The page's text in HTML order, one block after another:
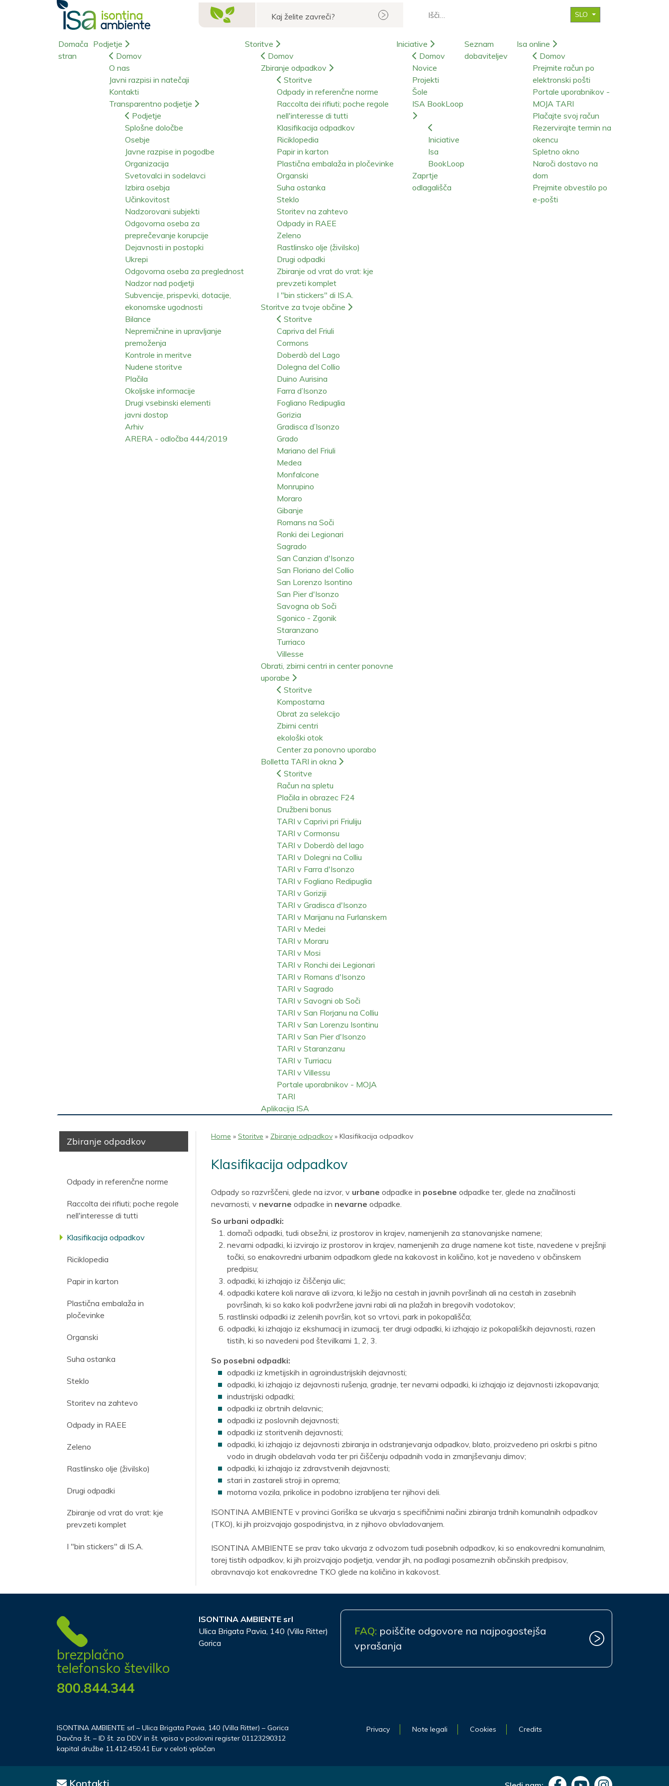
Iskanje
SLO
Domača
stran
Podjetje
Domov
O nas
Javni razpisi in natečaji
Kontakti
Transparentno podjetje
Podjetje
Splošne določbe
Osebje
Javne razpise in pogodbe
Organizacija
Svetovalci in sodelavci
Izbira osebja
Učinkovitost
Nadzorovani subjekti
Odgovorna oseba za
preprečevanje korupcije
Dejavnosti in postopki
Ukrepi
Odgovorna oseba za preglednost
Nadzor nad podjetji
Subvencije, prispevki, dotacije,
ekonomske ugodnosti
Bilance
Nepremičnine in upravljanje
premoženja
Kontrole in meritve
Nudene storitve
Plačila
Okoljske informacije
Drugi vsebinski elementi
javni dostop
Arhiv
ARERA - odločba 444/2019
Storitve
Domov
Zbiranje odpadkov
Storitve
Odpady in referenčne norme
Raccolta dei rifiuti; poche regole
nell'interesse di tutti
Klasifikacija odpadkov
Riciklopedia
Papir in karton
Plastična embalaža in pločevinke
Organski
Suha ostanka
Steklo
Storitev na zahtevo
Odpady in RAEE
Zeleno
Rastlinsko olje (živilsko)
Drugi odpadki
Zbiranje od vrat do vrat: kje
prevzeti komplet
I "bin stickers" di IS.A.
Storitve za tvoje občine
Storitve
Capriva del Friuli
Cormons
Doberdò del Lago
Dolegna del Collio
Duino Aurisina
Farra d’Isonzo
Fogliano Redipuglia
Gorizia
Gradisca d’Isonzo
Grado
Mariano del Friuli
Medea
Monfalcone
Monrupino
Moraro
Gibanje
Romans na Soči
Ronki dei Legionari
Sagrado
San Canzian d'Isonzo
San Floriano del Collio
San Lorenzo Isontino
San Pier d'Isonzo
Savogna ob Soči
Sgonico - Zgonik
Staranzano
Turriaco
Villesse
Obrati, zbirni centri in center ponovne
uporabe
Storitve
Kompostarna
Obrat za selekcijo
Zbirni centri
ekološki otok
Center za ponovno uporabo
Bolletta TARI in okna
Storitve
Račun na spletu
Plačila in obrazec F24
Družbeni bonus
TARI v Caprivi pri Friuliju
TARI v Cormonsu
TARI v Doberdò del lago
TARI v Dolegni na Colliu
TARI v Farra d'Isonzo
TARI v Fogliano Redipuglia
TARI v Goriziji
TARI v Gradisca d'Isonzo
TARI v Marijanu na Furlanskem
TARI v Medei
TARI v Moraru
TARI v Mosi
TARI v Ronchi dei Legionari
TARI v Romans d'Isonzo
TARI v Sagrado
TARI v Savogni ob Soči
TARI v San Florjanu na Colliu
TARI v San Lorenzu Isontinu
TARI v San Pier d'Isonzo
TARI v Staranzanu
TARI v Turriacu
TARI v Villessu
Portale uporabnikov - MOJA
TARI
Aplikacija ISA
Iniciative
Domov
Novice
Projekti
Šole
ISA BookLoop
Iniciative
Isa
BookLoop
Zaprtje
odlagališča
Seznam
dobaviteljev
Isa online
Domov
Prejmite račun po
elektronski pošti
Portale uporabnikov -
MOJA TARI
Plačajte svoj račun
Rezervirajte termin na
okencu
Spletno okno
Naroči dostavo na
dom
Prejmite obvestilo po
e-pošti
Zbiranje odpadkov
Odpady in referenčne norme
Raccolta dei rifiuti; poche regole
nell'interesse di tutti
Klasifikacija odpadkov
Riciklopedia
Papir in karton
Plastična embalaža in
pločevinke
Organski
Suha ostanka
Steklo
Storitev na zahtevo
Odpady in RAEE
Zeleno
Rastlinsko olje (živilsko)
Drugi odpadki
Zbiranje od vrat do vrat: kje
prevzeti komplet
I "bin stickers" di IS.A.
Home » Storitve » Zbiranje odpadkov » Klasifikacija odpadkov
Klasifikacija odpadkov
Odpady so razvrščeni, glede na izvor, v urbane odpadke in posebne odpadke ter, glede na značilnosti
nevarnosti, v nevarne odpadke in nevarne odpadke.
So urbani odpadki:
domači odpadki, tudi obsežni, iz prostorov in krajev, namenjenih za stanovanjske namene;
nevarni odpadki, ki izvirajo iz prostorov in krajev, namenjenih za druge namene kot tiste, navedene v prejšnji
točki, so enakovredni urbanim odpadkom glede na kakovost in količino, kot je navedeno v občinskem
predpisu;
odpadki, ki izhajajo iz čiščenja ulic;
odpadki katere koli narave ali izvora, ki ležijo na cestah in javnih površinah ali na cestah in zasebnih
površinah, ki so kako koli podvržene javni rabi ali na plažah in bregovih vodotokov;
rastlinski odpadki iz zelenih površin, kot so vrtovi, park in pokopališča;
odpadki, ki izhajajo iz ekshumacij in izumacij, ter drugi odpadki, ki izhajajo iz pokopaliških dejavnosti, razen
tistih, ki so navedeni pod številkami 1, 2, 3.
So posebni odpadki:
odpadki iz kmetijskih in agroindustrijskih dejavnosti;
odpadki, ki izhajajo iz dejavnosti rušenja, gradnje, ter nevarni odpadki, ki izhajajo iz dejavnosti izkopavanja;
industrijski odpadki;
odpadki iz obrtnih delavnic;
odpadki iz poslovnih dejavnosti;
odpadki iz storitvenih dejavnosti;
odpadki, ki izhajajo iz dejavnosti zbiranja in odstranjevanja odpadkov, blato, proizvedeno pri oskrbi s pitno
vodo in drugih obdelavah voda ter pri čiščenju odpadnih voda in zmanjševanju dimov;
odpadki, ki izhajajo iz zdravstvenih dejavnosti;
stari in zastareli stroji in oprema;
motorna vozila, prikolice in podobno izrabljena ter njihovi deli.
ISONTINA AMBIENTE v provinci Goriška se ukvarja s specifičnimi načini zbiranja trdnih komunalnih odpadkov
(TKO), ki jih proizvajajo gospodinjstva, in z njihovo obvladovanjem.
ISONTINA AMBIENTE se prav tako ukvarja z odvozom tudi posebnih odpadkov, ki so enakovredni komunalnim,
torej tistih odpadkov, ki jih proizvajajo podjetja, vendar jih, na podlagi posameznih občinskih predpisov,
obravnavajo kot enakovredne TKO glede na količino in kakovost.
brezplačno
telefonsko številko
800.844.344
ISONTINA AMBIENTE srl
Ulica Brigata Pavia, 140 (Villa Ritter)
Gorica
FAQ: poiščite odgovore na najpogostejša
vprašanja
ISONTINA AMBIENTE srl – Ulica Brigata Pavia, 140 (Villa Ritter) – Gorica
Davčna št. – ID št. za DDV in št. vpisa v poslovni register 01123290312
kapital družbe 11.412.450,41 Eur v celoti vplačan
Privacy Note legali Cookies Credits
Kontakti